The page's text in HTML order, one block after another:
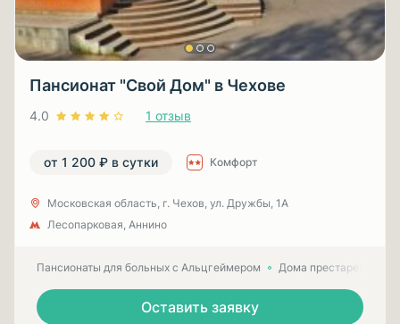
Пансионат "Свой Дом" в Чехове
4.0 1 отзыв
от 1 200 ₽ в сутки Комфорт
Московская область, г. Чехов, ул. Дружбы, 1А
Лесопарковая, Аннино
Пансионаты для больных с Альцгеймером Дома престарелых
Оставить заявку